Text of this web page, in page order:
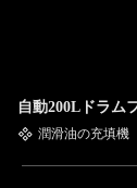
自動200Lドラム
潤滑油の充填機